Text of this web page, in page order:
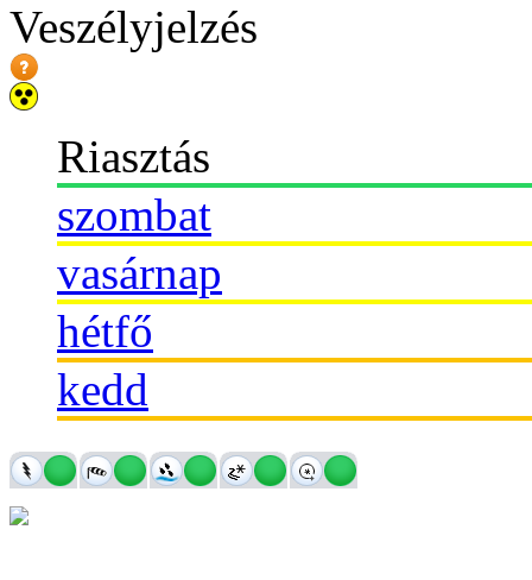
Veszélyjelzés
Riasztás
szombat
vasárnap
hétfő
kedd